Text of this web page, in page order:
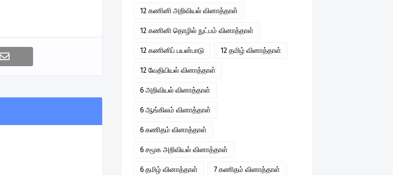
12 கணினி அறிவியல் வினாத்தாள்
12 கணினி தொழில் நுட்பம் வினாத்தாள்
12 கணினிப் பயன்பாடு 12 தமிழ் வினாத்தாள்
12 வேதியியல் வினாத்தாள்
6 அறிவியல் வினாத்தாள்
6 ஆங்கிலம் வினாத்தாள்
6 கணிதம் வினாத்தாள்
6 சமூக அறிவியல் வினாத்தாள்
6 தமிழ் வினாத்தாள் 7 கணிதம் வினாத்தாள்